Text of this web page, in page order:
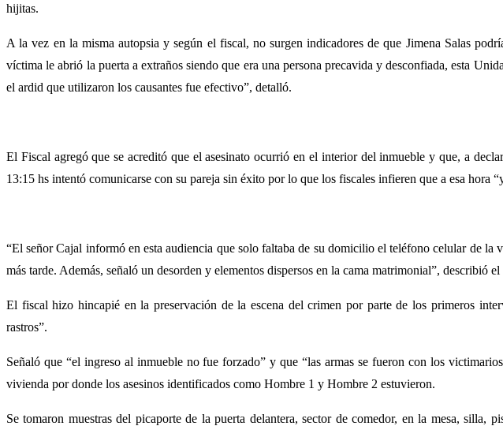
hijitas.
A la vez en la misma autopsia y según el fiscal, no surgen indicadores de que Jimena Salas
víctima le abrió la puerta a extraños siendo que era una persona precavida y desconfiada, esta
el ardid que utilizaron los causantes fue efectivo”, detalló.
El Fiscal agregó que se acreditó que el asesinato ocurrió en el interior del inmueble y que, a
13:15 hs intentó comunicarse con su pareja sin éxito por lo que los fiscales infieren que a esa hora
“El señor Cajal informó en esta audiencia que solo faltaba de su domicilio el teléfono celular de
más tarde. Además, señaló un desorden y elementos dispersos en la cama matrimonial”, describió
El fiscal hizo hincapié en la preservación de la escena del crimen por parte de los primeros
rastros”.
Señaló que “el ingreso al inmueble no fue forzado” y que “las armas se fueron con los
vivienda por donde los asesinos identificados como Hombre 1 y Hombre 2 estuvieron.
Se tomaron muestras del picaporte de la puerta delantera, sector de comedor, en la mesa,